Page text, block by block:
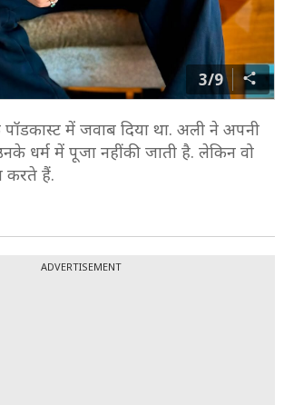
3/9
में जवाब दिया था. अली ने अपनी
धर्म में पूजा नहीं की जाती है. लेकिन वो
करते हैं.
ADVERTISEMENT